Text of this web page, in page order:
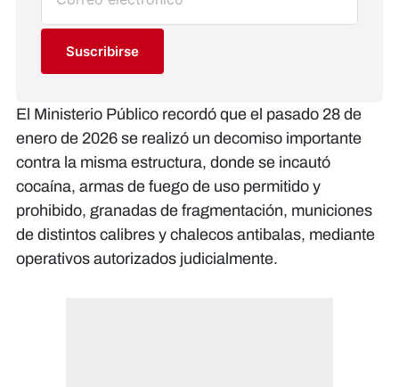
Suscribirse
El Ministerio Público recordó que el pasado 28 de
enero de 2026 se realizó un decomiso importante
contra la misma estructura, donde se incautó
cocaína, armas de fuego de uso permitido y
prohibido, granadas de fragmentación, municiones
de distintos calibres y chalecos antibalas, mediante
operativos autorizados judicialmente.